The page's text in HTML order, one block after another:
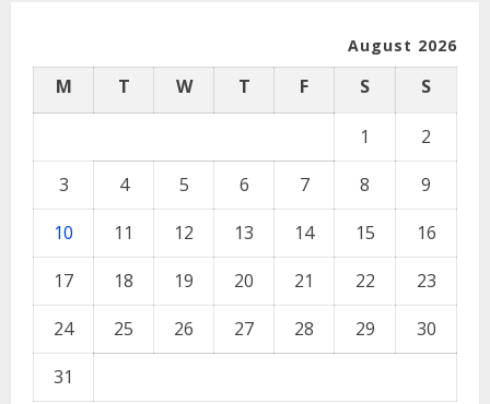
August 2026
M T W T F S S
1
2
3
4 5 6 7 8
9
10
11 12 13 14 15
16
17
18 19 20 21 22
23
24
25 26 27 28 29
30
31